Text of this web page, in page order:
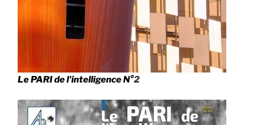
Le PARI de l'intelligence N°2